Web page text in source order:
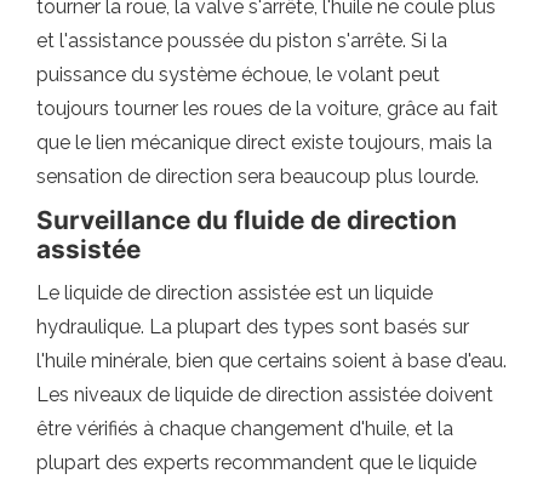
tourner la roue, la valve s'arrête, l'huile ne coule plus
et l'assistance poussée du piston s'arrête. Si la
puissance du système échoue, le volant peut
toujours tourner les roues de la voiture, grâce au fait
que le lien mécanique direct existe toujours, mais la
sensation de direction sera beaucoup plus lourde.
Surveillance du fluide de direction
assistée
Le liquide de direction assistée est un liquide
hydraulique. La plupart des types sont basés sur
l'huile minérale, bien que certains soient à base d'eau.
Les niveaux de liquide de direction assistée doivent
être vérifiés à chaque changement d'huile, et la
plupart des experts recommandent que le liquide